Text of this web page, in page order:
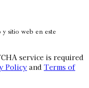
sitio web en este
service is required
Policyand Terms of